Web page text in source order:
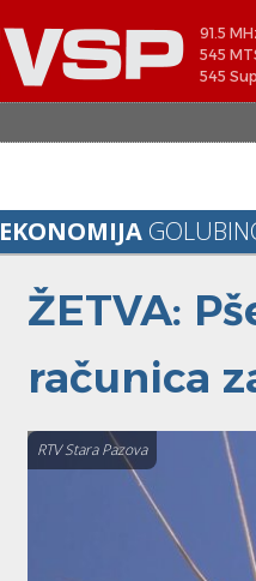
91.5
545
545
EKONOMIJA
ŽETVA:
računica
RTV Stara Pazova